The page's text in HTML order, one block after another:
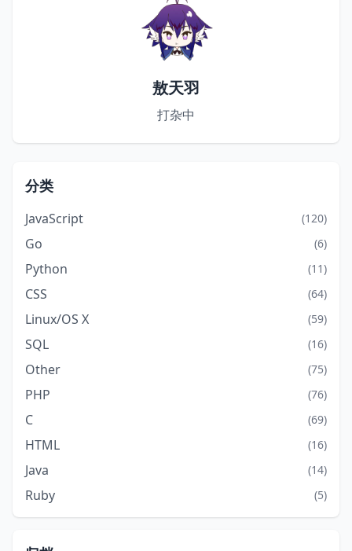
敖天羽
打杂中
分类
JavaScript (120)
Go (6)
Python (11)
CSS (64)
Linux/OS X (59)
SQL (16)
Other (75)
PHP (76)
C (69)
HTML (16)
Java (14)
Ruby (5)